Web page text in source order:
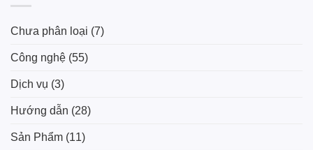
Chưa phân loại (7)
Công nghệ (55)
Dịch vụ (3)
Hướng dẫn (28)
Sản Phẩm (11)